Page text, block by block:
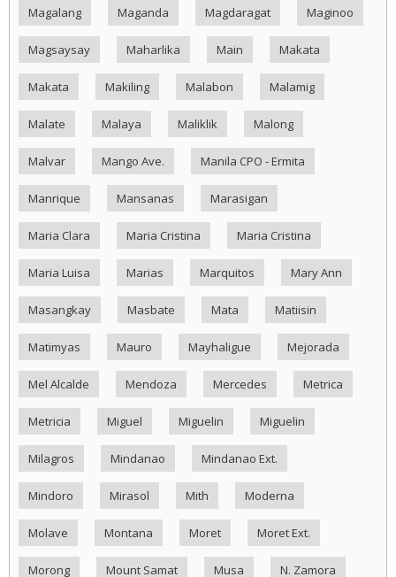
Magalang Maganda Magdaragat Maginoo
Magsaysay Maharlika Main Makata
Makata Makiling Malabon Malamig
Malate Malaya Maliklik Malong
Malvar Mango Ave. Manila CPO - Ermita
Manrique Mansanas Marasigan
Maria Clara Maria Cristina Maria Cristina
Maria Luisa Marias Marquitos Mary Ann
Masangkay Masbate Mata Matiisin
Matimyas Mauro Mayhaligue Mejorada
Mel Alcalde Mendoza Mercedes Metrica
Metricia Miguel Miguelin Miguelin
Milagros Mindanao Mindanao Ext.
Mindoro Mirasol Mith Moderna
Molave Montana Moret Moret Ext.
Morong Mount Samat Musa N. Zamora